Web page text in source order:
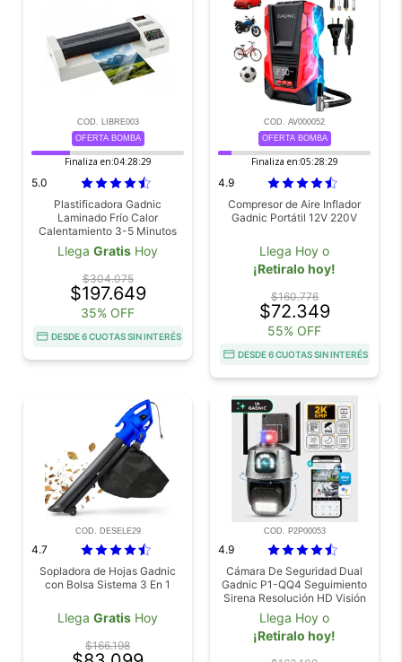
COD. LIBRE003
OFERTA BOMBA
Finaliza en:04:28:27
5.0
Plastificadora Gadnic
Laminado Frío Calor
Calentamiento 3-5 Minutos
Protege Fotos Y Documentos
Función Reversa
Llega Gratis Hoy
$304.075
$197.649
35% OFF
DESDE 6 CUOTAS SIN INTERÉS
COD. AV000052
OFERTA BOMBA
Finaliza en:05:28:27
4.9
Compresor de Aire Inflador
Gadnic Portátil 12V 220V
Llega Hoy o
¡Retiralo hoy!
$160.776
$72.349
55% OFF
DESDE 6 CUOTAS SIN INTERÉS
COD. DESELE29
4.7
Sopladora de Hojas Gadnic
con Bolsa Sistema 3 En 1
Llega Gratis Hoy
$166.198
COD. P2P00053
4.9
Cámara De Seguridad Dual
Gadnic P1-QQ4 Seguimiento
Sirena Resolución HD Visión
Nocturna App Móvil
Llega Hoy o
¡Retiralo hoy!